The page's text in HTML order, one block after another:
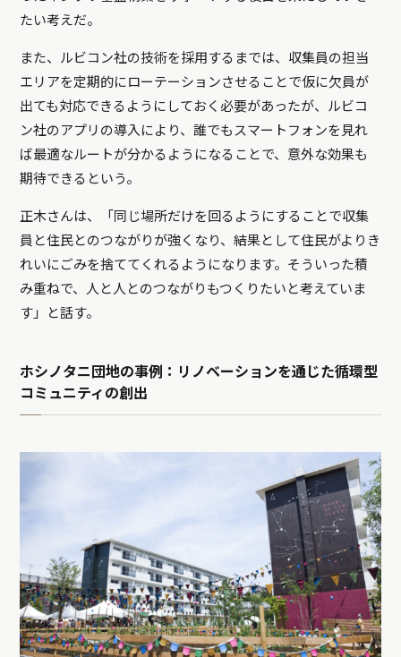
たい考えだ。
また、ルビコン社の技術を採用するまでは、収集員の担当
エリアを定期的にローテーションさせることで仮に欠員が
出ても対応できるようにしておく必要があったが、ルビコ
ン社のアプリの導入により、誰でもスマートフォンを見れ
ば最適なルートが分かるようになることで、意外な効果も
期待できるという。
正木さんは、「同じ場所だけを回るようにすることで収集
員と住民とのつながりが強くなり、結果として住民がよりき
れいにごみを捨ててくれるようになります。そういった積
み重ねで、人と人とのつながりもつくりたいと考えていま
す」と話す。
ホシノタニ団地の事例：リノベーションを通じた循環型
コミュニティの創出